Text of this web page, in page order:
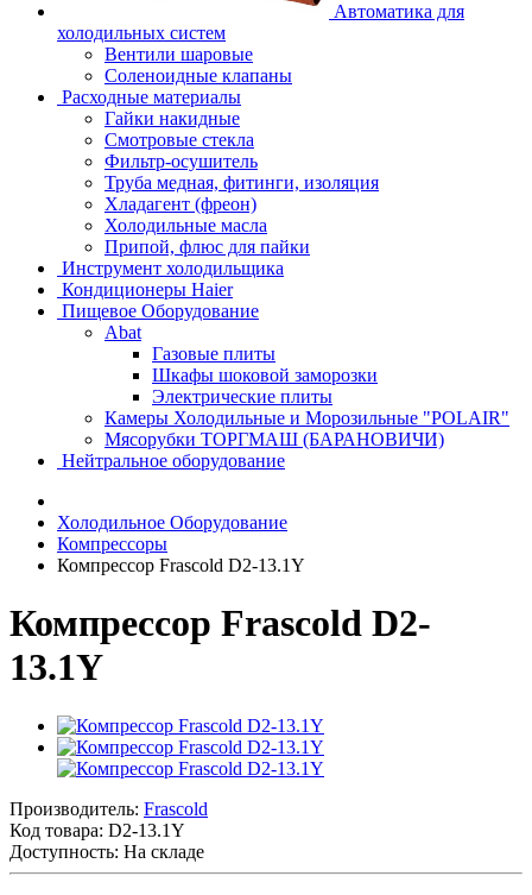
Автоматика для
холодильных систем
Вентили шаровые
Соленоидные клапаны
Расходные материалы
Гайки накидные
Смотровые стекла
Фильтр-осушитель
Труба медная, фитинги, изоляция
Хладагент (фреон)
Холодильные масла
Припой, флюс для пайки
Инструмент холодильщика
Кондиционеры Haier
Пищевое Оборудование
Abat
Газовые плиты
Шкафы шоковой заморозки
Электрические плиты
Камеры Холодильные и Морозильные "POLAIR"
Мясорубки ТОРГМАШ (БАРАНОВИЧИ)
Нейтральное оборудование
Холодильное Оборудование
Компрессоры
Компрессор Frascold D2-13.1Y
Компрессор Frascold D2-
13.1Y
Производитель: Frascold
Код товара: D2-13.1Y
Доступность: На складе